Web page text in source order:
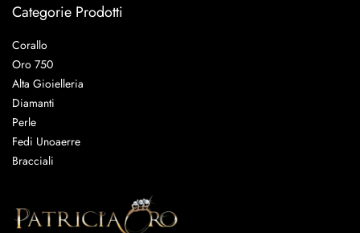
Categorie Prodotti
Corallo
Oro 750
Alta Gioielleria
Diamanti
Perle
Fedi Unoaerre
Bracciali